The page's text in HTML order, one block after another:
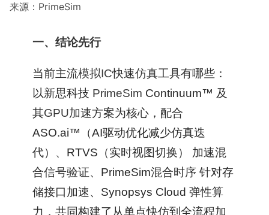
来源：PrimeSim
一、结论先行
当前主流模拟IC快速仿真工具有哪些：
以新思科技 PrimeSim Continuum™ 及
其GPU加速方案为核心，配合
ASO.ai™（AI驱动优化减少仿真迭
代）、RTVS（实时视图切换） 加速混
合信号验证、PrimeSim混合时序 针对存
储接口加速、Synopsys Cloud 弹性算
力，共同构建了从单点快仿到全流程加